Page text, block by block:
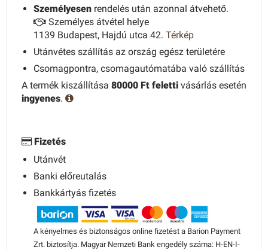
Személyesen rendelés után azonnal átvehető.
Személyes átvétel helye
1139 Budapest, Hajdú utca 42. Térkép
Utánvétes szállítás az ország egész területére
Csomagpontra, csomagautómatába való szállítás
A termék kiszállítása 80000 Ft feletti vásárlás esetén
ingyenes.
Fizetés
Utánvét
Banki előreutalás
Bankkártyás fizetés
A kényelmes és biztonságos online fizetést a Barion Payment
Zrt. biztosítja. Magyar Nemzeti Bank engedély száma: H-EN-I-